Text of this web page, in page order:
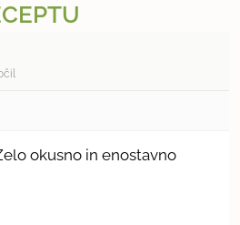
okusno in enostavno